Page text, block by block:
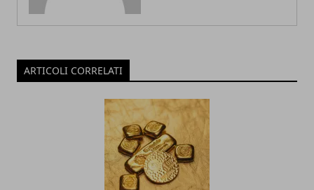
ARTICOLI CORRELATI